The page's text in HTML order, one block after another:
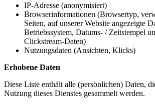
IP-Adresse (anonymisiert)
Browserinformationen (Browsertyp,
Seiten, auf unserer Website angezeigte
Betriebssystem, Datums- / Zeitstempel
Clickstream-Daten)
Nutzungsdaten (Ansichten, Klicks)
Erhobene Daten
Diese Liste enthält alle (persönlichen) Daten,
Nutzung dieses Dienstes gesammelt werden.